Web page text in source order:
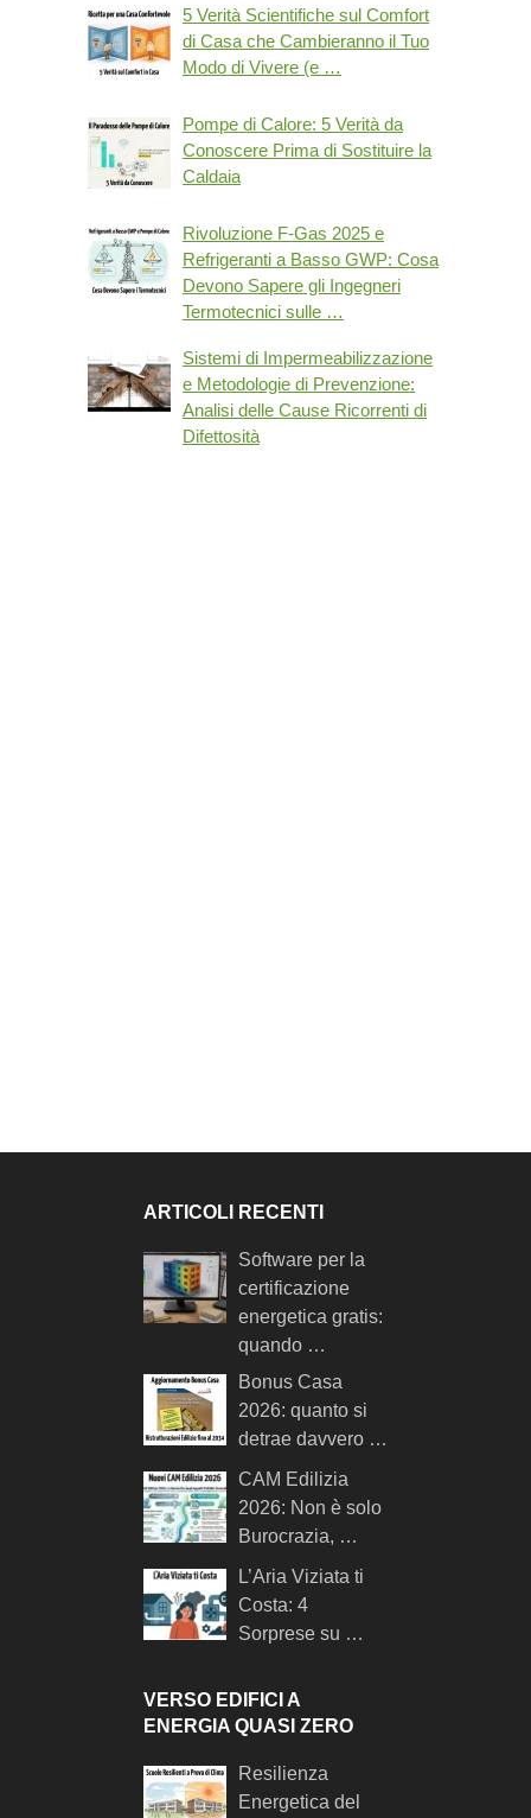
5 Verità Scientifiche sul Comfort
di Casa che Cambieranno il Tuo
Modo di Vivere (e …
Pompe di Calore: 5 Verità da
Conoscere Prima di Sostituire la
Caldaia
Rivoluzione F-Gas 2025 e
Refrigeranti a Basso GWP: Cosa
Devono Sapere gli Ingegneri
Termotecnici sulle …
Sistemi di Impermeabilizzazione
e Metodologie di Prevenzione:
Analisi delle Cause Ricorrenti di
Difettosità
ARTICOLI RECENTI
Software per la
certificazione
energetica gratis:
quando …
Bonus Casa
2026: quanto si
detrae davvero …
CAM Edilizia
2026: Non è solo
Burocrazia, …
L’Aria Viziata ti
Costa: 4
Sorprese su …
VERSO EDIFICI A
ENERGIA QUASI ZERO
Resilienza
Energetica del